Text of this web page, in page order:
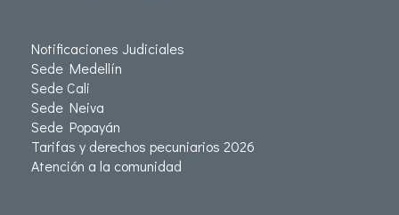
Notificaciones Judiciales
Sede Medellín
Sede Cali
Sede Neiva
Sede Popayán
Tarifas y derechos pecuniarios 2026
Atención a la comunidad